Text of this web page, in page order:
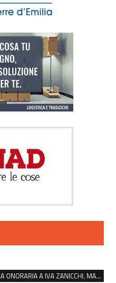
VENTASSO, SÌ ALLA CITTADINANZA ONORARIA A IVA ZANICCHI. MA BARGIACCHI: “È DI PESSIMO GUSTO”